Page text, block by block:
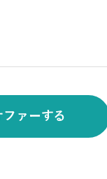
ァーする